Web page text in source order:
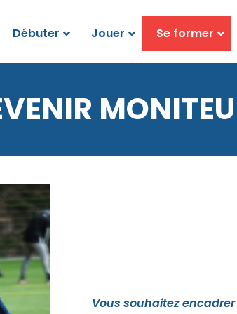
Débuter Jouer Se former
Vous souhaitez